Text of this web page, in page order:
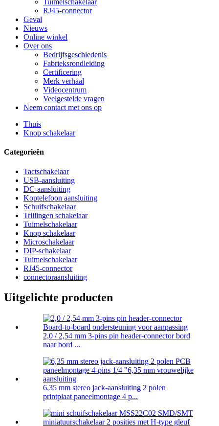
Tuimelschakelaar
RJ45-connector
Geval
Nieuws
Online winkel
Over ons
Bedrijfsgeschiedenis
Fabrieksrondleiding
Certificering
Merk verhaal
Videocentrum
Veelgestelde vragen
Neem contact met ons op
Thuis
Knop schakelaar
Categorieën
Tactschakelaar
USB-aansluiting
DC-aansluiting
Koptelefoon aansluiting
Schuifschakelaar
Trillingen schakelaar
Tuimelschakelaar
Knop schakelaar
Microschakelaar
DIP-schakelaar
Tuimelschakelaar
RJ45-connector
connectoraansluiting
Uitgelichte producten
2,0 / 2,54 mm 3-pins pin header-connector bord
naar bord ...
6,35 mm stereo jack-aansluiting 2 polen
printplaat paneelmontage 4 p...